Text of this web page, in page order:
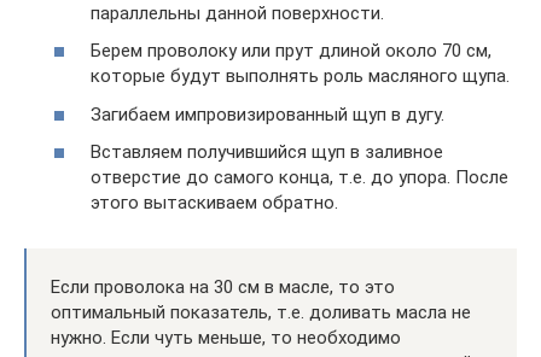
параллельны данной поверхности.
Берем проволоку или прут длиной около 70 см,
которые будут выполнять роль масляного щупа.
Загибаем импровизированный щуп в дугу.
Вставляем получившийся щуп в заливное
отверстие до самого конца, т.е. до упора. После
этого вытаскиваем обратно.
Если проволока на 30 см в масле, то это
оптимальный показатель, т.е. доливать масла не
нужно. Если чуть меньше, то необходимо